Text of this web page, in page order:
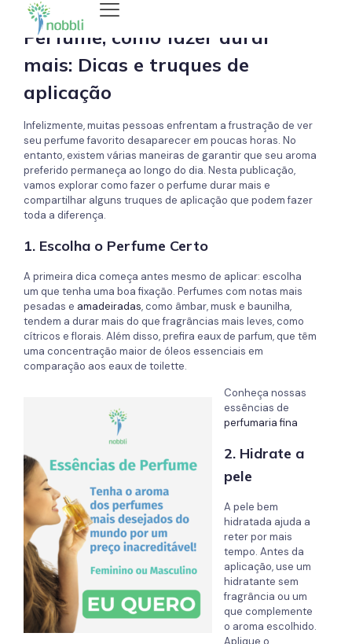
Perfume, como fazer durar
mais: Dicas e truques de
aplicação
Infelizmente, muitas pessoas enfrentam a frustração de ver
seu perfume favorito desaparecer em poucas horas. No
entanto, existem várias maneiras de garantir que seu aroma
preferido permaneça ao longo do dia. Nesta publicação,
vamos explorar como fazer o perfume durar mais e
compartilhar alguns truques de aplicação que podem fazer
toda a diferença.
1. Escolha o Perfume Certo
A primeira dica começa antes mesmo de aplicar: escolha
um que tenha uma boa fixação. Perfumes com notas mais
pesadas e amadeiradas, como âmbar, musk e baunilha,
tendem a durar mais do que fragrâncias mais leves, como
cítricos e florais. Além disso, prefira eaux de parfum, que têm
uma concentração maior de óleos essenciais em
comparação aos eaux de toilette.
Conheça nossas
essências de
perfumaria fina
2. Hidrate a
pele
A pele bem
hidratada ajuda a
reter por mais
tempo. Antes da
aplicação, use um
hidratante sem
fragrância ou um
que complemente
o aroma escolhido.
Aplique o